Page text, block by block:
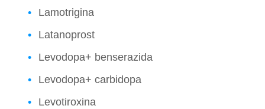
Lamotrigina
Latanoprost
Levodopa+ benserazida
Levodopa+ carbidopa
Levotiroxina